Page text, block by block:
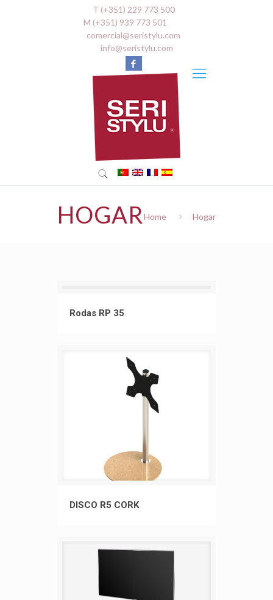
T (+351) 229 773 500
M (+351) 939 773 501
comercial@seristylu.com
info@seristylu.com
HOGAR Home Hogar
Rodas RP 35
Rodas RP 35
DISCO R5 CORK
DISCO R5 CORK